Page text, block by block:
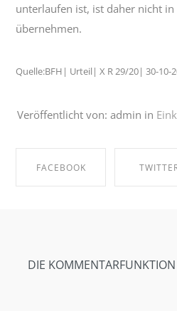
unterlaufen ist, ist daher nicht in
übernehmen.
Quelle:BFH| Urteil| X R 29/20| 30-10-
Veröffentlicht von: admin in
FACEBOOK
DIE